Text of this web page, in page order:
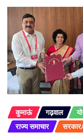
कुमाऊं गढ़वाल
राज्य समाचार